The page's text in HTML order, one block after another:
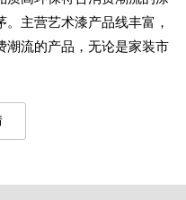
主营艺术漆产品线丰富，
潮流的产品，无论是家装市